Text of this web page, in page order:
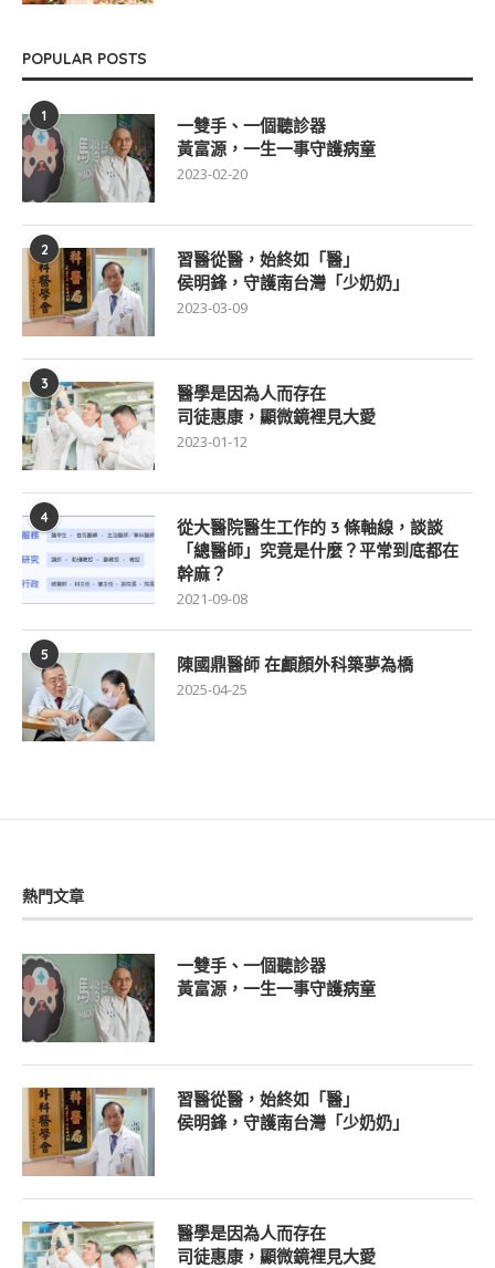
POPULAR POSTS
1
一雙手、一個聽診器
黃富源，一生一事守護病童
2023-02-20
2
習醫從醫，始終如「醫」
侯明鋒，守護南台灣「少奶奶」
2023-03-09
3
醫學是因為人而存在
司徒惠康，顯微鏡裡見大愛
2023-01-12
4
從大醫院醫生工作的 3 條軸線，談談
「總醫師」究竟是什麼？平常到底都在
幹麻？
2021-09-08
5 陳國鼎醫師 在顱顏外科築夢為橋
2025-04-25
熱門文章
一雙手、一個聽診器
黃富源，一生一事守護病童
習醫從醫，始終如「醫」
侯明鋒，守護南台灣「少奶奶」
醫學是因為人而存在
司徒惠康，顯微鏡裡見大愛